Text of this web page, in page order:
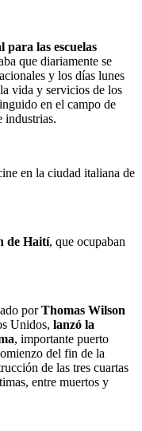
para las escuelas
que diariamente se
y los días lunes
vida y servicios de los
en el campo de
industrias.
en la ciudad italiana de
de Haití, que ocupaban
porThomas Wilson
Unidos, lanzó la
, importante puerto
del fin de la
de las tres cuartas
entre muertos y